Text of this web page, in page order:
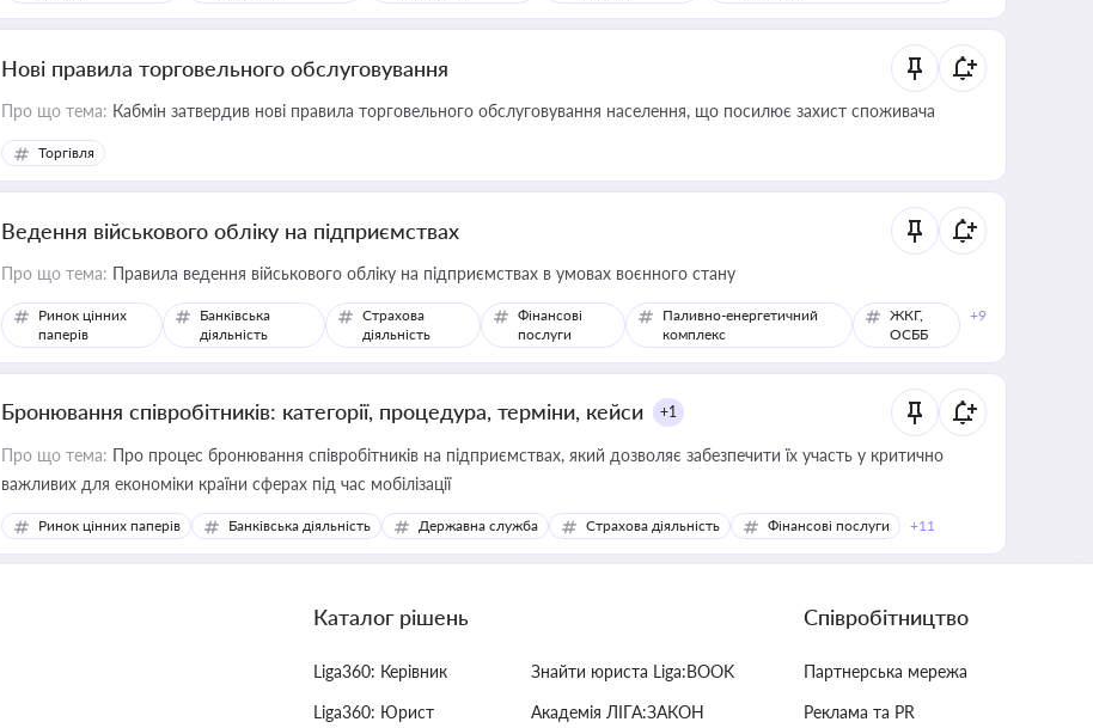
Нові правила торговельного обслуговування
Про що тема: Кабмін затвердив нові правила торговельного обслуговування населення, що посилює захист споживача
Торгівля
Ведення військового обліку на підприємствах
Про що тема: Правила ведення військового обліку на підприємствах в умовах воєнного стану
Ринок цінних
паперів
Банківська
діяльність
Страхова
діяльність
Фінансові
послуги
Паливно-енергетичний
комплекс
ЖКГ,
ОСББ
+9
Бронювання співробітників: категорії, процедура, терміни, кейси +1
Про що тема: Про процес бронювання співробітників на підприємствах, який дозволяє забезпечити їх участь у критично
важливих для економіки країни сферах під час мобілізації
Ринок цінних паперів Банківська діяльність Державна служба Страхова діяльність Фінансові послуги +11
Каталог рішень
Liga360: Керівник
Liga360: Юрист
Знайти юриста Liga:BOOK
Академія ЛІГА:ЗАКОН
Співробітництво
Партнерська мережа
Реклама та PR